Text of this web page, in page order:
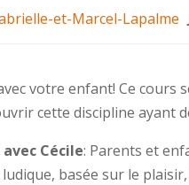
et-Marcel-Lapalme
votre enfant! Ce
cette discipline ayant
Cécile: Parents et
basée sur le